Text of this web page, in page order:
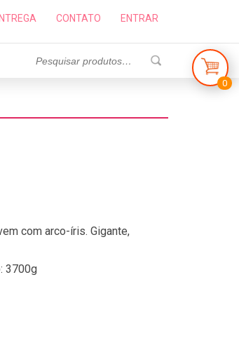
CONTATO ENTRAR
0
com arco-íris. Gigante,
3700g